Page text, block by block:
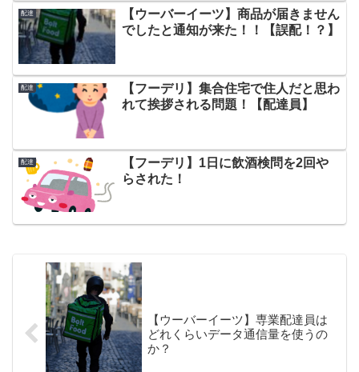
配達
【ウーバーイーツ】商品が届きません
でしたと通知が来た！！【誤配！？】
配達
【フーデリ】集合住宅で住人だと思わ
れて挨拶される問題！【配達員】
配達
【フーデリ】1日に飲酒検問を2回や
らされた！
【ウーバーイーツ】専業配達員は
どれくらいデータ通信量を使うの
か？